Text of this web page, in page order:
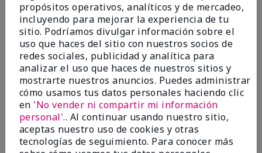
¿Le ha resultado útil esta
opinión?
22 1
Marcar esta opinión
5
Awesome
propósitos operativos, analíticos y de mercadeo,
incluyendo para mejorar la experiencia de tu
sitio. Podríamos divulgar información sobre el
uso que haces del sitio con nuestros socios de
redes sociales, publicidad y analítica para
analizar el uso que haces de nuestros sitios y
mostrarte nuestros anuncios. Puedes administrar
cómo usamos tus datos personales haciendo clic
en 'No vender ni compartir mi información
personal'.. Al continuar usando nuestro sitio,
aceptas nuestro uso de cookies y otras
tecnologías de seguimiento. Para conocer más